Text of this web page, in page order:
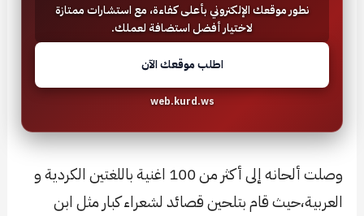
نطور موقعك الإلكتروني بأعلى كفاءة، مع استشارات ممتازة
لاختيار أفضل استضافة لعملك.
اطلب موقعك الآن
web.kurd.ws
وصلت ألحانه إلى أكثر من 100 اغنية باللغتين الكردية و
العربية،حيث قام بتلحين قصائد لشعراء كبار مثل ابن